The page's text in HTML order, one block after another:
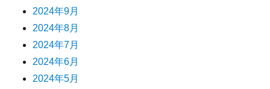
2024年9月
2024年8月
2024年7月
2024年6月
2024年5月